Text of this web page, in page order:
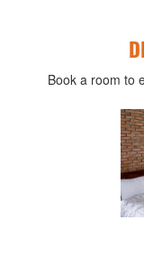
Book a room to